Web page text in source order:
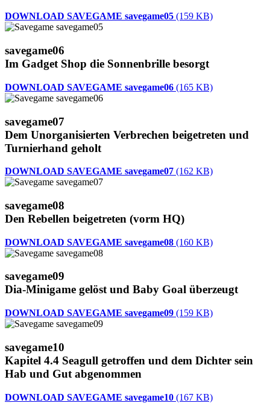
DOWNLOAD SAVEGAME savegame05 (159 KB)
savegame06
Im Gadget Shop die Sonnenbrille besorgt
DOWNLOAD SAVEGAME savegame06 (165 KB)
savegame07
Dem Unorganisierten Verbrechen beigetreten und
Turnierhand geholt
DOWNLOAD SAVEGAME savegame07 (162 KB)
savegame08
Den Rebellen beigetreten (vorm HQ)
DOWNLOAD SAVEGAME savegame08 (160 KB)
savegame09
Dia-Minigame gelöst und Baby Goal überzeugt
DOWNLOAD SAVEGAME savegame09 (159 KB)
savegame10
Kapitel 4.4 Seagull getroffen und dem Dichter sein
Hab und Gut abgenommen
DOWNLOAD SAVEGAME savegame10 (167 KB)